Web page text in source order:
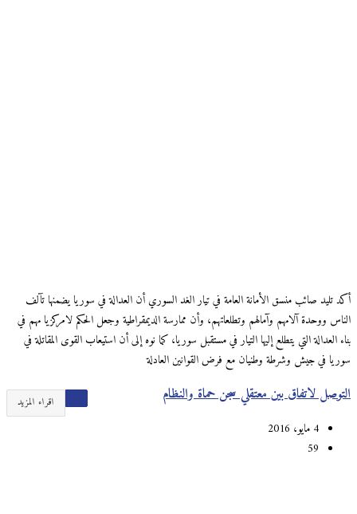
أكد تليد صائب منسق الأمانة العامة في تيار الغد السوري أن العدالة في سوريا يضمنها تآلف
الناس ووحدة آلامهم وآمالهم وتطلعاتهم، وأن ممارسة الديمقراطية وجعل الحكم لامركزيا مهم في
بناء العدالة التي يتطلع إليها التيار في مستقبل سوريا، كما نوه إلى أن استيعاب القوى المقاتلة في
سوريا في جيش وشرطة وطنيان مع فرض القوانين العادلة
اقراء المزيد التوصل لاتفاق بين معتقلي سجن حماة والنظام
59